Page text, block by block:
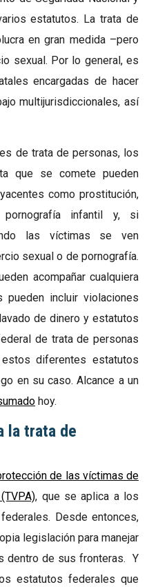
estatutos. La trata de
en gran medida –pero
sexual. Por lo general, es
encargadas de hacer
multijurisdiccionales, así
de trata de personas, los
que se comete pueden
como prostitución,
infantil y, si
las víctimas se ven
sexual o de pornografía.
acompañar cualquiera
pueden incluir violaciones
de dinero y estatutos
de trata de personas
diferentes estatutos
en su caso. Alcance a un
hoy.
la trata de
de las víctimas de
, que se aplica a los
Desde entonces,
legislación para manejar
dentro de sus fronteras. Y
estatutos federales que